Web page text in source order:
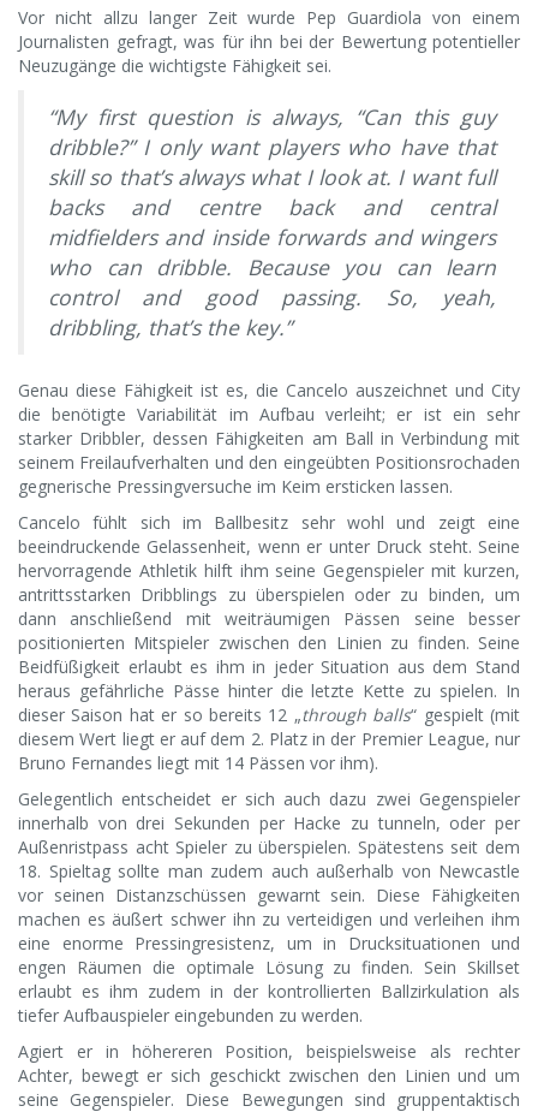
Vor nicht allzu langer Zeit wurde Pep Guardiola von einem
Journalisten gefragt, was für ihn bei der Bewertung potentieller
Neuzugänge die wichtigste Fähigkeit sei.
“My first question is always, “Can this guy
dribble?” I only want players who have that
skill so that’s always what I look at. I want full
backs and centre back and central
midfielders and inside forwards and wingers
who can dribble. Because you can learn
control and good passing. So, yeah,
dribbling, that’s the key.”
Genau diese Fähigkeit ist es, die Cancelo auszeichnet und City
die benötigte Variabilität im Aufbau verleiht; er ist ein sehr
starker Dribbler, dessen Fähigkeiten am Ball in Verbindung mit
seinem Freilaufverhalten und den eingeübten Positionsrochaden
gegnerische Pressingversuche im Keim ersticken lassen.
Cancelo fühlt sich im Ballbesitz sehr wohl und zeigt eine
beeindruckende Gelassenheit, wenn er unter Druck steht. Seine
hervorragende Athletik hilft ihm seine Gegenspieler mit kurzen,
antrittsstarken Dribblings zu überspielen oder zu binden, um
dann anschließend mit weiträumigen Pässen seine besser
positionierten Mitspieler zwischen den Linien zu finden. Seine
Beidfüßigkeit erlaubt es ihm in jeder Situation aus dem Stand
heraus gefährliche Pässe hinter die letzte Kette zu spielen. In
dieser Saison hat er so bereits 12 „through balls“ gespielt (mit
diesem Wert liegt er auf dem 2. Platz in der Premier League, nur
Bruno Fernandes liegt mit 14 Pässen vor ihm).
Gelegentlich entscheidet er sich auch dazu zwei Gegenspieler
innerhalb von drei Sekunden per Hacke zu tunneln, oder per
Außenristpass acht Spieler zu überspielen. Spätestens seit dem
18. Spieltag sollte man zudem auch außerhalb von Newcastle
vor seinen Distanzschüssen gewarnt sein. Diese Fähigkeiten
machen es äußert schwer ihn zu verteidigen und verleihen ihm
eine enorme Pressingresistenz, um in Drucksituationen und
engen Räumen die optimale Lösung zu finden. Sein Skillset
erlaubt es ihm zudem in der kontrollierten Ballzirkulation als
tiefer Aufbauspieler eingebunden zu werden.
Agiert er in höhereren Position, beispielsweise als rechter
Achter, bewegt er sich geschickt zwischen den Linien und um
seine Gegenspieler. Diese Bewegungen sind gruppentaktisch